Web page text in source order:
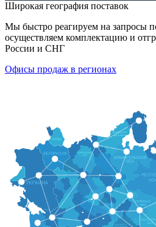
Широкая география поставок
Мы быстро реагируем на запросы
осуществляем комплектацию и
России и СНГ
Офисы продаж в регионах